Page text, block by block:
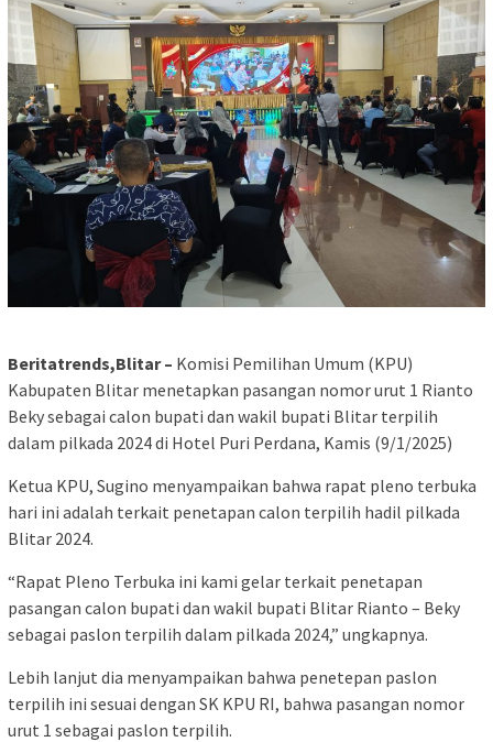
Beritatrends,Blitar – Komisi Pemilihan Umum (KPU)
Kabupaten Blitar menetapkan pasangan nomor urut 1 Rianto
Beky sebagai calon bupati dan wakil bupati Blitar terpilih
dalam pilkada 2024 di Hotel Puri Perdana, Kamis (9/1/2025)
Ketua KPU, Sugino menyampaikan bahwa rapat pleno terbuka
hari ini adalah terkait penetapan calon terpilih hadil pilkada
Blitar 2024.
“Rapat Pleno Terbuka ini kami gelar terkait penetapan
pasangan calon bupati dan wakil bupati Blitar Rianto – Beky
sebagai paslon terpilih dalam pilkada 2024,” ungkapnya.
Lebih lanjut dia menyampaikan bahwa penetepan paslon
terpilih ini sesuai dengan SK KPU RI, bahwa pasangan nomor
urut 1 sebagai paslon terpilih.